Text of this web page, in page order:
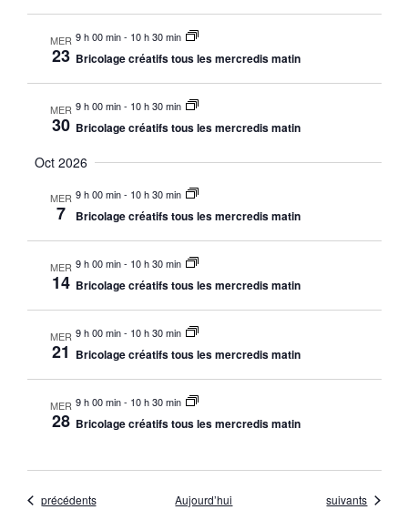
MER
23
9 h 00 min- 10 h 30 min
Bricolage créatifs tous les mercredis matin
MER
30
9 h 00 min- 10 h 30 min
Bricolage créatifs tous les mercredis matin
Oct 2026
MER
7
9 h 00 min- 10 h 30 min
Bricolage créatifs tous les mercredis matin
MER
14
9 h 00 min- 10 h 30 min
Bricolage créatifs tous les mercredis matin
MER
21
9 h 00 min- 10 h 30 min
Bricolage créatifs tous les mercredis matin
MER
28
9 h 00 min- 10 h 30 min
Bricolage créatifs tous les mercredis matin
Évènements
précédents Aujourd’hui Évènements
suivants